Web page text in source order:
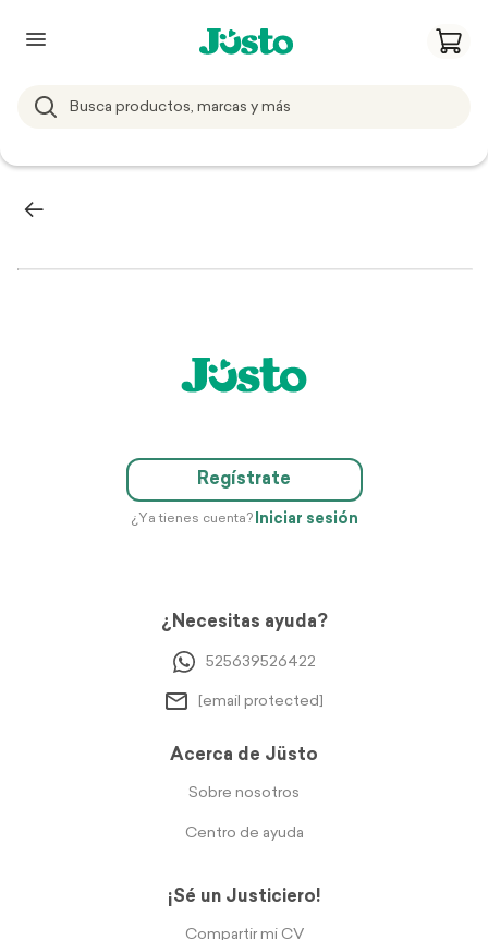
Regístrate
¿Ya tienes cuenta? Iniciar sesión
¿Necesitas ayuda?
525639526422
[email protected]
Acerca de Jüsto
Sobre nosotros
Centro de ayuda
¡Sé un Justiciero!
Compartir mi CV